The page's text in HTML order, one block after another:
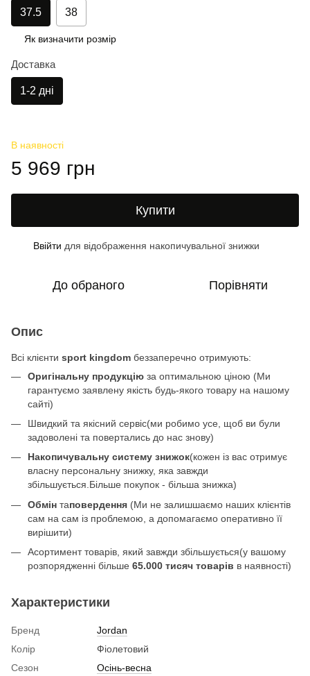
37.5 38
Як визначити розмір
Доставка
1-2 дні
В наявності
5 969 грн
Купити
Ввійти для відображення накопичувальної знижки
До обраного Порівняти
Опис
Всі клієнти sport kingdom беззаперечно отримують:
Оригінальну продукцію за оптимальною ціною (Ми
гарантуємо заявлену якість будь-якого товару на нашому
сайті)
Швидкий та якісний сервіс(ми робимо усе, щоб ви були
задоволені та повертались до нас знову)
Накопичувальну систему знижок(кожен із вас отримує
власну персональну знижку, яка завжди
збільшується.Більше покупок - більша знижка)
Обмін таповердення (Ми не залишшаємо наших клієнтів
сам на сам із проблемою, а допомагаємо оперативно її
вирішити)
Асортимент товарів, який завжди збільшується(у вашому
розпорядженні більше 65.000 тисяч товарів в наявності)
Характеристики
Бренд
Jordan
Колір
Фіолетовий
Сезон
Осінь-весна